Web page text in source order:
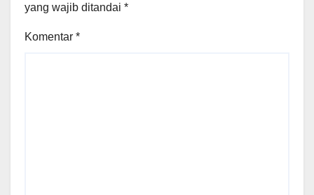
yang wajib ditandai *
Komentar *